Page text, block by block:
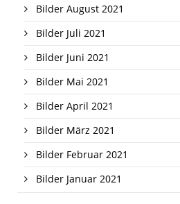
Bilder August 2021
Bilder Juli 2021
Bilder Juni 2021
Bilder Mai 2021
Bilder April 2021
Bilder März 2021
Bilder Februar 2021
Bilder Januar 2021